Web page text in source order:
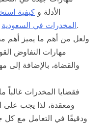
الأدلة و كيفية
المخدرات في السعوديةالتي تدعم حالة الدفاع.
ولعل من أهم ما يميز أهم
مهارات التفاوض
والقضاة، بالإضافة إلى
فقضايا المخدرات غالباً
ومعقدة، لذا يجب على
ودقيقًا في التعامل مع كل